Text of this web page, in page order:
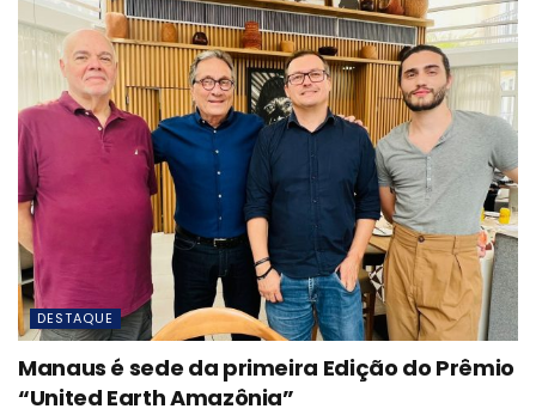
DESTAQUE
Manaus é sede da primeira Edição do Prêmio
“United Earth Amazônia”